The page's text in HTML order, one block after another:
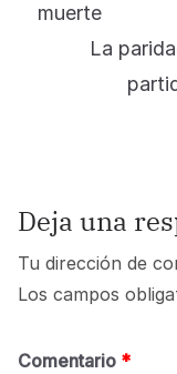
muerte
La
Deja una
Tu dirección de
Los campos
Comentario *